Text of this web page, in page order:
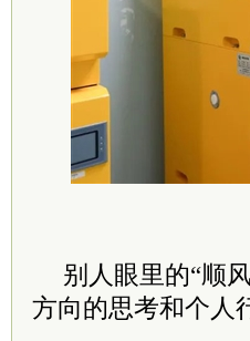
别人眼里的“顺
方向的思考和个人